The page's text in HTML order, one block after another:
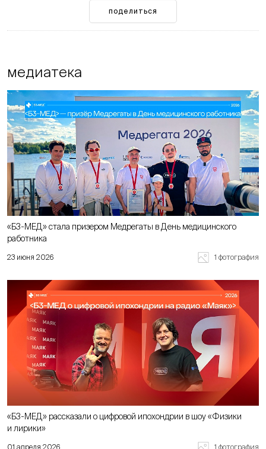
поделиться
медиатека
23 июня 2026 1 фотография
«Б3-МЕД» стала призером Медрегаты в День медицинского
работника
01 апреля 2026 1 фотография
«Б3-МЕД» рассказали о цифровой ипохондрии в шоу «Физики
и лирики»